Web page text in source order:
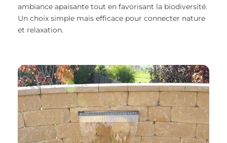
ambiance apaisante tout en favorisant la biodiversité.
Un choix simple mais efficace pour connecter nature
et relaxation.